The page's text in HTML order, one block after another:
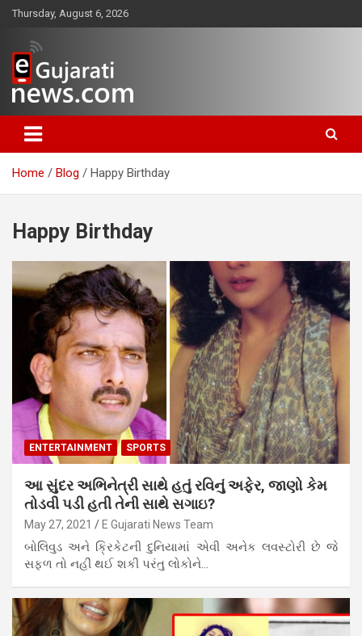
Skip
content
Thursday, August 6, 2026
ગુજરાત તેમજ દેશ-વિદેશના ગુજરાતી
સમાચાર માટેનું વિશ્વસનીય ગુજરાતી
ન્યૂઝ પોર્ટલ
Home Blog Happy Birthday
Happy Birthday
ENTERTAINMENT SPORTS
આ સુંદર અભિનેત્રી સાથે હતું રવિનું અફેર, જાણો કેમ
તોડવી પડી હતી તેની સાથે સગાઇ?
May 27, 2021 E Gujarati News Team
બોલિવુડ અને ક્રિકેટની દુનિયામાં એવી અનેક લવસ્ટોરી છે જે
સફળ તો નહીં થઈ શકી પરંતુ લોકોને…